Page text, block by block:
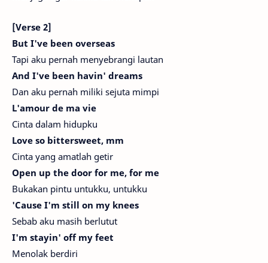
[Verse 2]
But I've been overseas
Tapi aku pernah menyebrangi lautan
And I've been havin' dreams
Dan aku pernah miliki sejuta mimpi
L'amour de ma vie
Cinta dalam hidupku
Love so bittersweet, mm
Cinta yang amatlah getir
Open up the door for me, for me
Bukakan pintu untukku, untukku
'Cause I'm still on my knees
Sebab aku masih berlutut
I'm stayin' off my feet
Menolak berdiri